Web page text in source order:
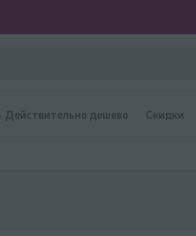
Действительно дешево Скидки